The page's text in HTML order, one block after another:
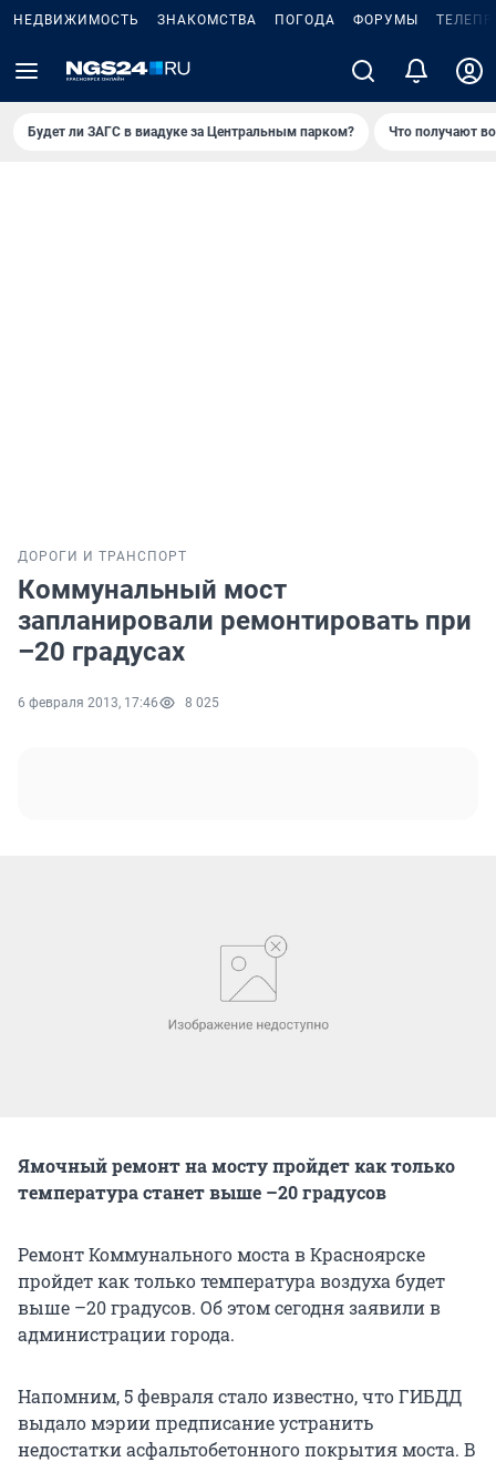
НЕДВИЖИМОСТЬ ЗНАКОМСТВА ПОГОДА ФОРУМЫ
Будет ли ЗАГС в виадуке за Центральным парком? Что получают
ДОРОГИ И ТРАНСПОРТ
Коммунальный мост
запланировали ремонтировать при
–20 градусах
6 февраля 2013, 17:46 8 025
Ямочный ремонт на мосту пройдет как только
температура станет выше –20 градусов
Ремонт Коммунального моста в Красноярске
пройдет как только температура воздуха будет
выше –20 градусов. Об этом сегодня заявили в
администрации города.
Напомним, 5 февраля стало известно, что ГИБДД
выдало мэрии предписание устранить
недостатки асфальтобетонного покрытия моста. В